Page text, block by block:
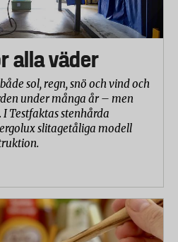
alla väder
sol, regn, snö och vind och
under många år – men
Testfaktas stenhårda
slitagetåliga modell